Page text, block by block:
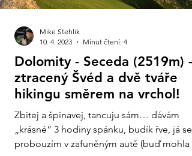
Dolomity - Seceda (2519m) -
ztracený Švéd a dvě tváře
hikingu směrem na vrchol!
Zbitej a špinavej, tancuju sám… dávám
„krásné“ 3 hodiny spánku, budík řve, já se
probouzím v zafuněným autě (buď mohla
Mike Stehlik
10. 4. 2023
Minut čtení: 4